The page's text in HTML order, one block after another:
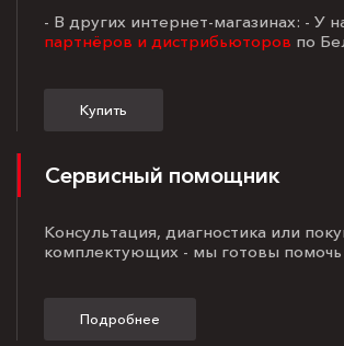
- В других интернет-магазинах: - У
партнёров и дистрибьюторов по
Купить
Сервисный помощник
Консультация, диагностика или
комплектующих - мы готовы помочь
Подробнее